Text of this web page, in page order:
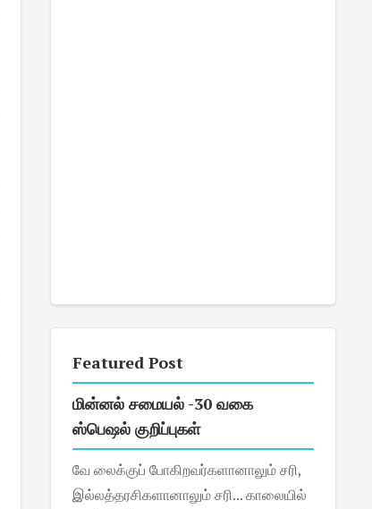
Featured Post
மின்னல் சமையல் -30 வகை
ஸ்பெஷல் குறிப்புகள்
வே லைக்குப் போகிறவர்களானாலும் சரி,
இல்லத்தரசிகளானாலும் சரி... காலையில்